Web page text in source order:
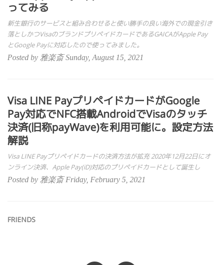
ってみる
新生銀行のサービスと組み合わせると使い勝手の良い海外での現金引き
落としかつVisaのブランドプリペイドカードであるGAICAがApple Pay
とGoogle Payに対応したので使ってみました。
Posted by 雅楽斎 Sunday, August 15, 2021
Visa LINE PayプリペイドカードがGoogle
Pay対応でNFC搭載AndroidでVisaのタッチ
決済(旧称payWave)を利用可能に。設定方法
解説
Visa LINE Payプリペイドカードの決済方法が拡充 2020年12月22日にオ
ンライン決済、Apple Pay(iD)対応のプリペイドカードとして誕生し
Posted by 雅楽斎 Friday, February 5, 2021
FRIENDS